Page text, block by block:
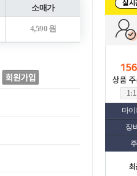
마
장
소매가
4,590 원